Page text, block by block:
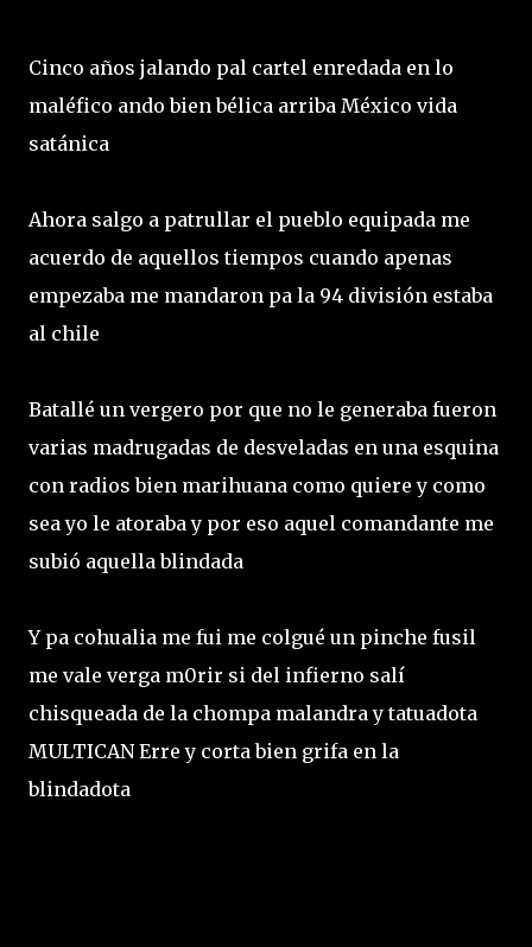
Cinco años jalando pal cartel enredada en lo
maléfico ando bien bélica arriba México vida
satánica
Ahora salgo a patrullar el pueblo equipada me
acuerdo de aquellos tiempos cuando apenas
empezaba me mandaron pa la 94 división estaba
al chile
Batallé un vergero por que no le generaba fueron
varias madrugadas de desveladas en una esquina
con radios bien marihuana como quiere y como
sea yo le atoraba y por eso aquel comandante me
subió aquella blindada
Y pa cohualia me fui me colgué un pinche fusil
me vale verga m0rir si del infierno salí
chisqueada de la chompa malandra y tatuadota
MULTICAN Erre y corta bien grifa en la
blindadota